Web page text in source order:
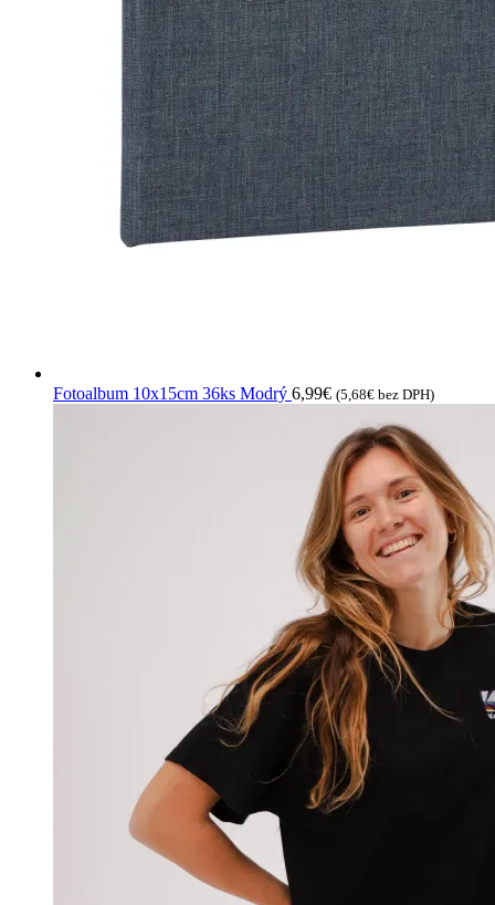
Fotoalbum 10x15cm 36ks Modrý 6,99€ (5,68€ bez DPH)